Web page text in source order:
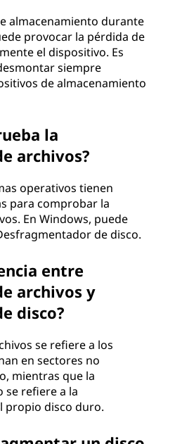
almacenamiento durante
provocar la pérdida de
el dispositivo. Es
siempre
de almacenamiento
la
archivos?
operativos tienen
para comprobar la
En Windows, puede
de disco.
entre
archivos y
disco?
se refiere a los
en sectores no
mientras que la
se refiere a la
propio disco duro.